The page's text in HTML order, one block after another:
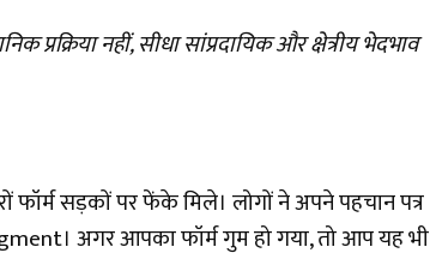
नहीं, सीधा सांप्रदायिक और क्षेत्रीय भेदभाव
सड़कों पर फेंके मिले। लोगों ने अपने पहचान पत्र
अगर आपका फॉर्म गुम हो गया, तो आप यह भी